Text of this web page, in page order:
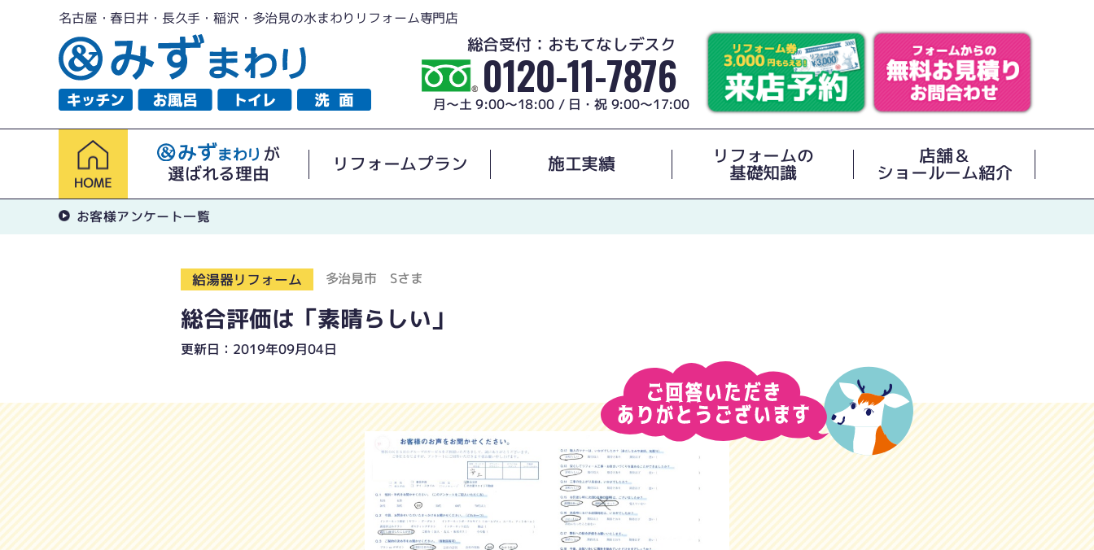
名古屋・春日井・長久手・稲沢・多治見の水まわりリフォーム専門店
総合受付：おもてなしデスク
0120-11-7876
月～土 9:00～18:00 / 日・祝 9:00～17:00
が
選ばれる理由
リフォームプラン 施工実績 リフォームの
基礎知識
店舗＆
ショールーム紹介
お客様アンケート一覧
給湯器リフォーム 多治見市 Sさま
総合評価は「素晴らしい」
更新日：2019年09月04日